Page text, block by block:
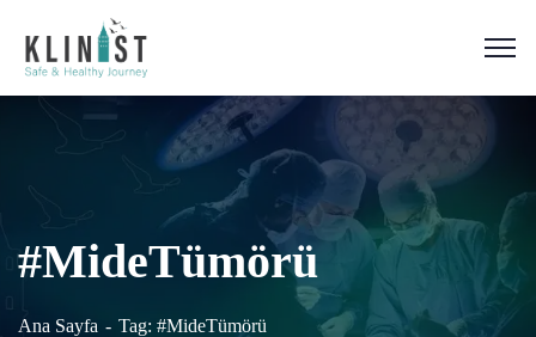
#MideTümörü
Ana Sayfa Tag: #MideTümörü